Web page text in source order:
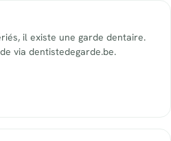
il existe une garde dentaire.
via dentistedegarde.be.